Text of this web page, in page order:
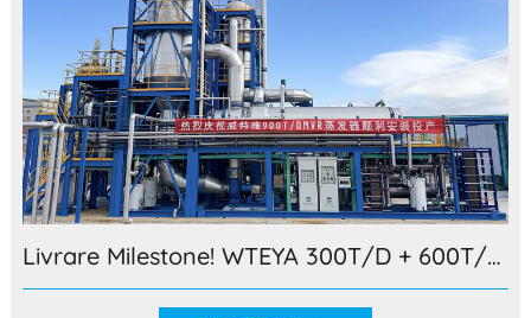
Livrare Milestone! WTEYA 300T/D + 600T/D Mare-Proiectul la scară zero de evacuare a apelor uzate în Mongolia Interioară a fost finalizat cu succes!